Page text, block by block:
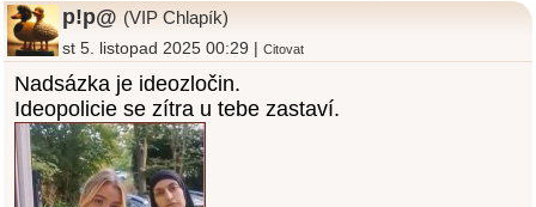
p!p@ (VIP Chlapík)
st 5. listopad 2025 00:29 |Citovat
Nadsázka je ideozločin.
Ideopolicie se zítra u tebe zastaví.